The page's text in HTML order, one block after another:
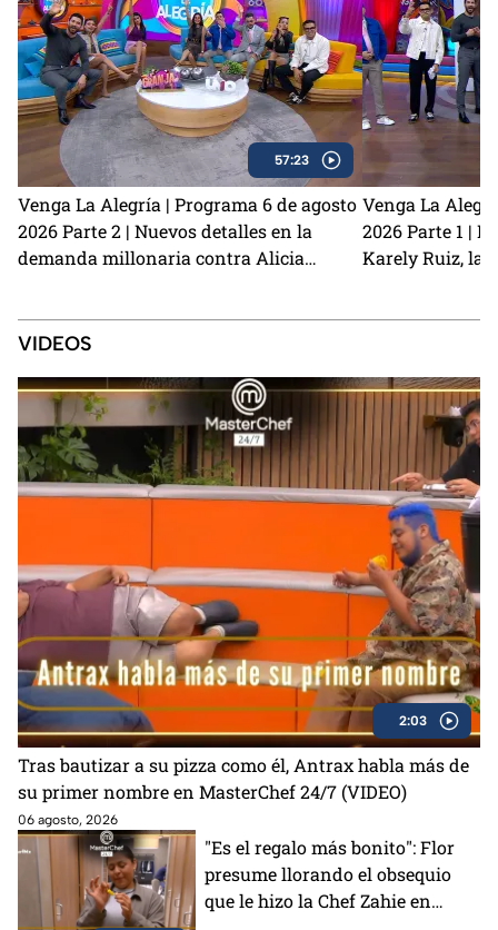
57:23
Venga La Alegría | Programa 6 de agosto
2026 Parte 2 | Nuevos detalles en la
demanda millonaria contra Alicia
2
Venga La
2026 Parte 1 |
Karely Ruiz, la
VIDEOS
2:03
Tras bautizar a su pizza como él, Antrax habla más de
su primer nombre en MasterChef 24/7 (VIDEO)
06 agosto, 2026
"Es el regalo más bonito": Flor
presume llorando el obsequio
que le hizo la Chef Zahie en